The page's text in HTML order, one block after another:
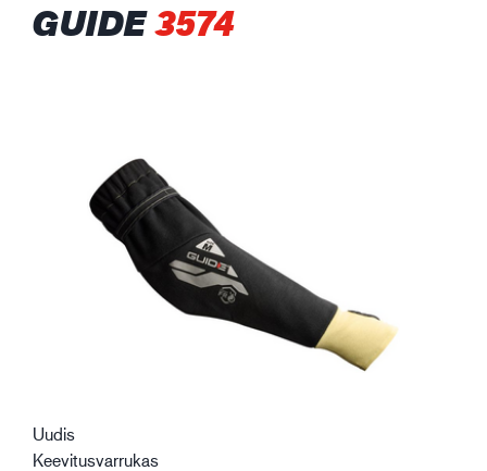
GUIDE3574
Uudis
Keevitusvarrukas